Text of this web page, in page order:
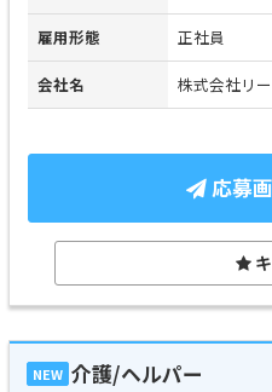
雇用形態 正社員
会社名 株式会社リ
応募
NEW 介護/ヘルパー